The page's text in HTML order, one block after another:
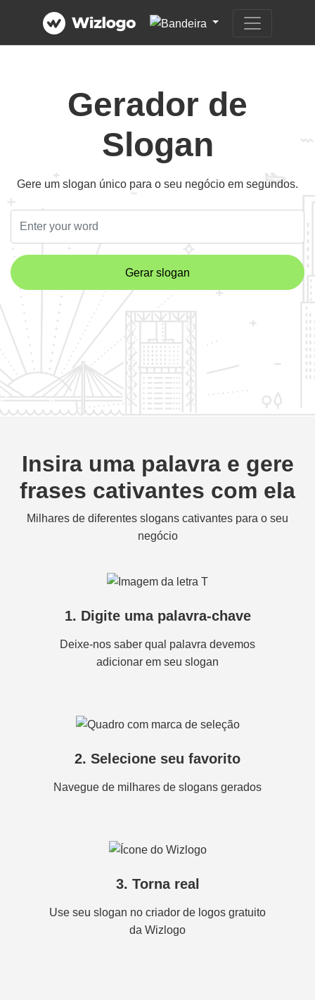
Gerador de
Slogan
Gere um slogan único para o seu negócio em segundos.
Gerar slogan
Insira uma palavra e gere
frases cativantes com ela
Milhares de diferentes slogans cativantes para o seu
negócio
1. Digite uma palavra-chave
Deixe-nos saber qual palavra devemos
adicionar em seu slogan
2. Selecione seu favorito
Navegue de milhares de slogans gerados
3. Torna real
Use seu slogan no criador de logos gratuito
da Wizlogo